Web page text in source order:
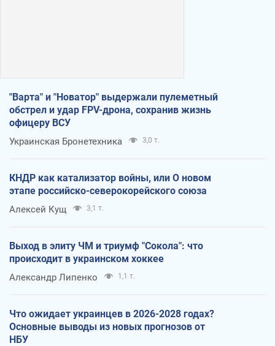
"Варта" и "Новатор" выдержали пулеметный
обстрел и удар FPV-дрона, сохранив жизнь
офицеру ВСУ
Украинская Бронетехника 3,0 т.
КНДР как катализатор войны, или О новом
этапе российско-северокорейского союза
Алексей Кущ 3,1 т.
Выход в элиту ЧМ и триумф "Сокола": что
происходит в украинском хоккее
Александр Липенко 1,1 т.
Что ожидает украинцев в 2026-2028 годах?
Основные выводы из новых прогнозов от
НБУ